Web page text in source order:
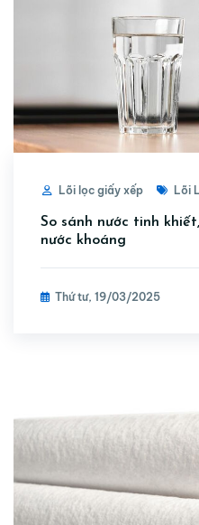
Lõi lọc giấy xếp Lõi
So sánh nước tinh
nước khoáng
Thứ tư, 19/03/2025